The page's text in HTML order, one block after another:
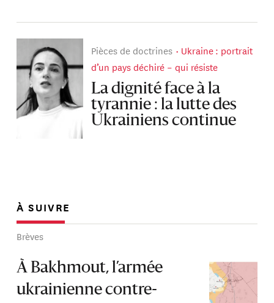
Pièces de doctrines
Ukraine : portrait
d’un pays déchiré – qui résiste
La dignité face à la
tyrannie : la lutte des
Ukrainiens continue
À SUIVRE
Brèves
À Bakhmout, l’armée
ukrainienne contre-